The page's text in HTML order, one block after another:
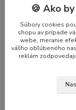
🍪 Ako
Súbory cookies
shopu av prípade
webe, meranie
vášho obľúbeného
reklám